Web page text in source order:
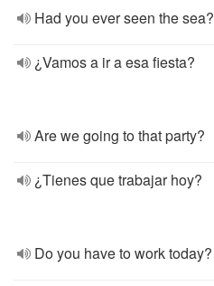
Had you ever seen the sea?
¿Vamos a ir a esa fiesta?
Are we going to that party?
¿Tienes que trabajar hoy?
Do you have to work today?